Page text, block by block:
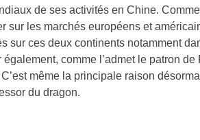
de ses activités en Chine.
sur les marchés européens et
sur ces deux continents notamment
également, comme l’admet le patron
même la principale raison
du dragon.